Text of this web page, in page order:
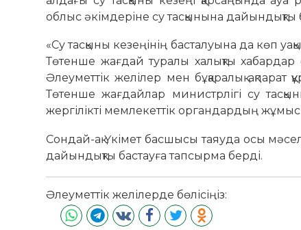
облыс әкімдеріне су тасқынына
«Су тасқыны кезеңінің басталуына да көп
Төтенше жағдай туралы халықты хабардар
Әлеуметтік желілер мен бұқаралық ақпарат
Төтенше жағдайлар министрлігі су
жергілікті мемлекеттік органдардың
Сондай-ақ Үкімет басшысы таяуда осы
дайындықты бастауға тапсырма берді.
Әлеуметтік желілерде бөлісіңіз: